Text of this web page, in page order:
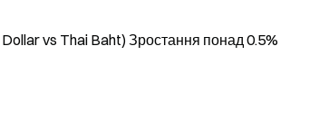
vs Thai Baht) Зростання понад 0.5%